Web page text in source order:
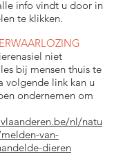
info vindt u door in
te klikken.
niet
bij mensen thuis te
volgende link kan u
ondernemen om
nl/natu
van-
dieren